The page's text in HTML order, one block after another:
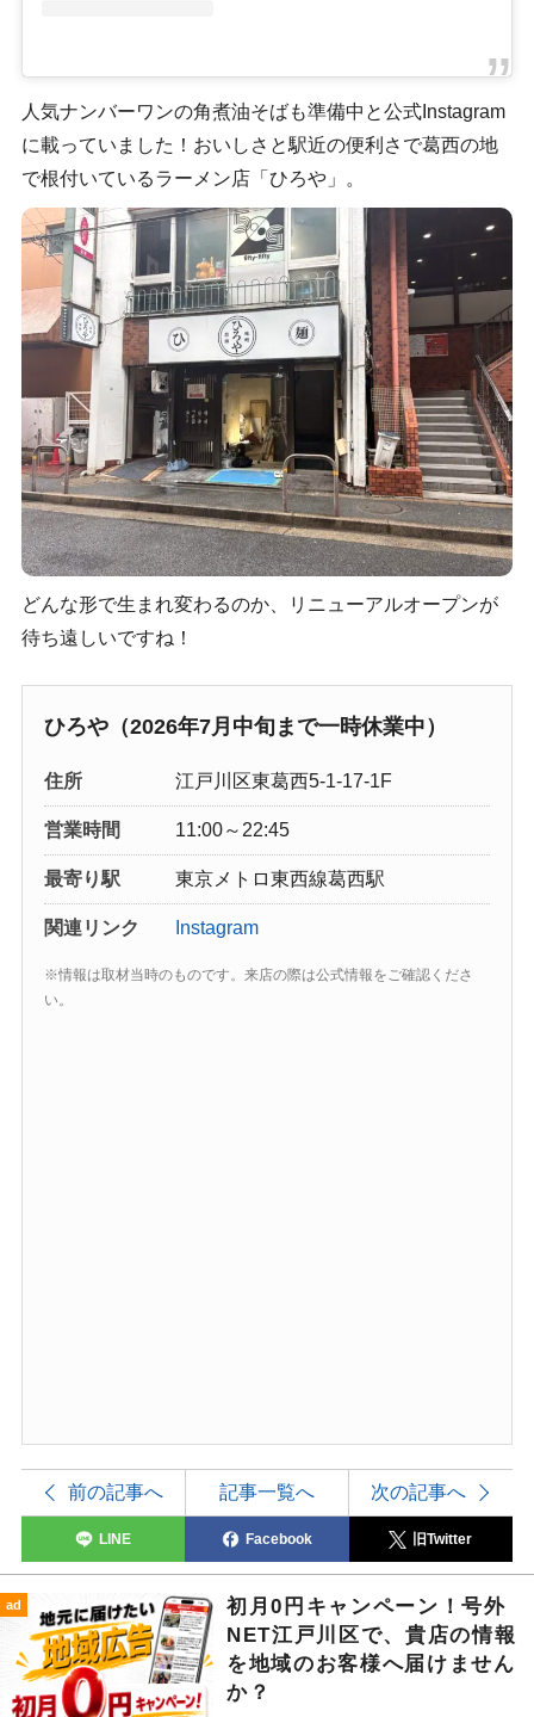
人気ナンバーワンの角煮油そばも準備中と公式Instagram
に載っていました！おいしさと駅近の便利さで葛西の地
で根付いているラーメン店「ひろや」。
どんな形で生まれ変わるのか、リニューアルオープンが
待ち遠しいですね！
ひろや（2026年7月中旬まで一時休業中）
住所 江戸川区東葛西5-1-17-1F
営業時間 11:00～22:45
最寄り駅 東京メトロ東西線葛西駅
関連リンク Instagram
※情報は取材当時のものです。来店の際は公式情報をご確認くださ
い。
前の記事へ 記事一覧へ 次の記事へ
LINE Facebook 旧Twitter
ad
初月0円キャンペーン！号外
NET江戸川区で、貴店の情報
を地域のお客様へ届けません
か？